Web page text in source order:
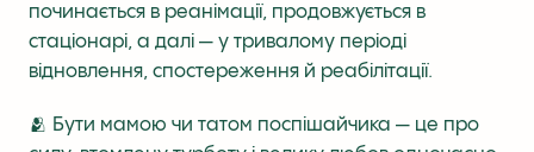
починається в реанімації, продовжується в
стаціонарі, а далі — у тривалому періоді
відновлення, спостереження й реабілітації.
🫂 Бути мамою чи татом поспішайчика — це про